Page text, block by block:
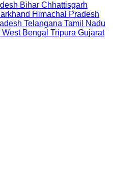
Bihar Chhattisgarh
Himachal Pradesh
Telangana Tamil Nadu
West Bengal Tripura Gujarat